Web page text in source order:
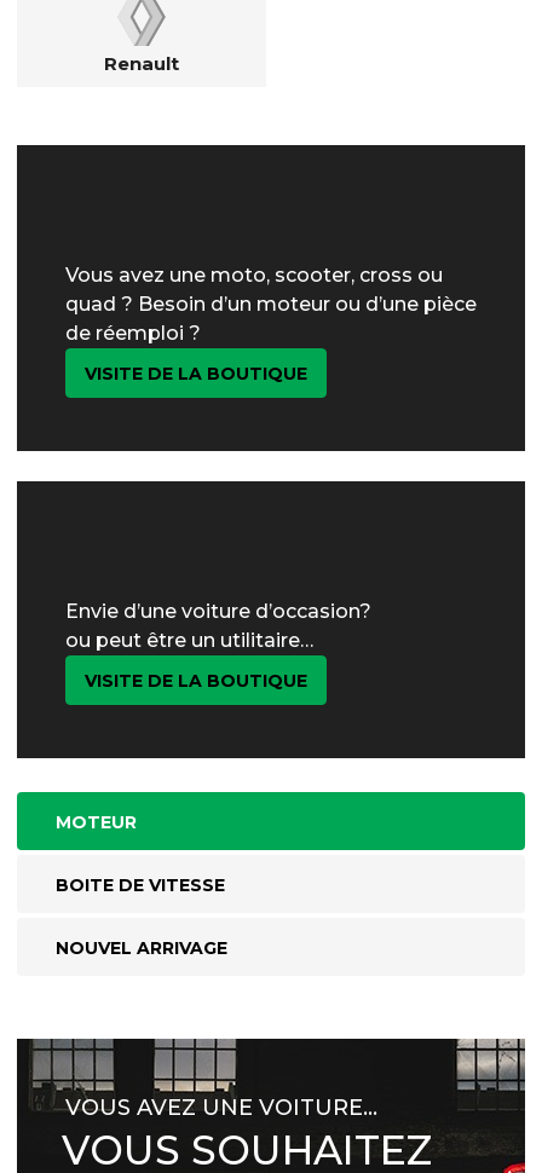
Renault
Vous avez une moto, scooter, cross ou
quad ? Besoin d’un moteur ou d’une pièce
de réemploi ?
VISITE DE LA BOUTIQUE
Envie d’une voiture d’occasion?
ou peut être un utilitaire…
VISITE DE LA BOUTIQUE
MOTEUR
BOITE DE VITESSE
NOUVEL ARRIVAGE
VOUS AVEZ UNE VOITURE…
VOUS SOUHAITEZ